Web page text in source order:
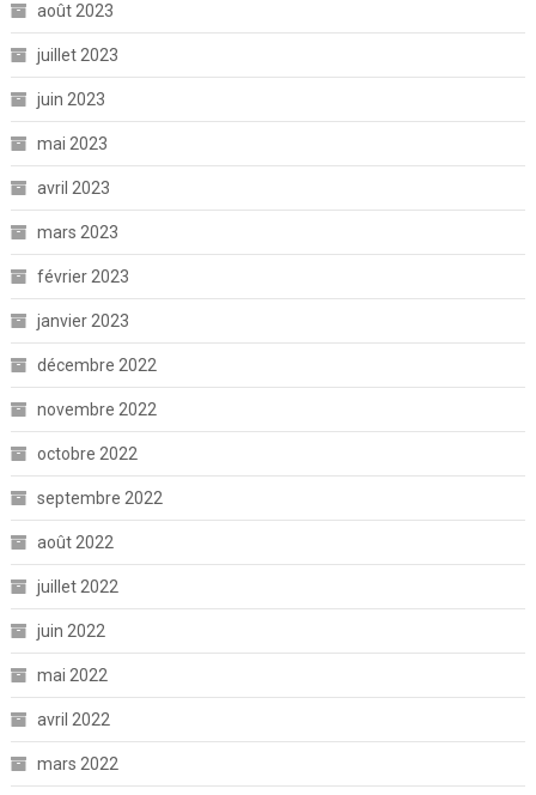
août 2023
juillet 2023
juin 2023
mai 2023
avril 2023
mars 2023
février 2023
janvier 2023
décembre 2022
novembre 2022
octobre 2022
septembre 2022
août 2022
juillet 2022
juin 2022
mai 2022
avril 2022
mars 2022